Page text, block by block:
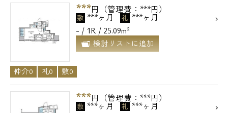
***円（管理費：***円）
敷 ***ヶ月 礼 ***ヶ月
- / 1R / 25.09m²
検討リストに追加
仲介0 礼0 敷0
***円（管理費：***円）
敷 ***ヶ月 礼 ***ヶ月